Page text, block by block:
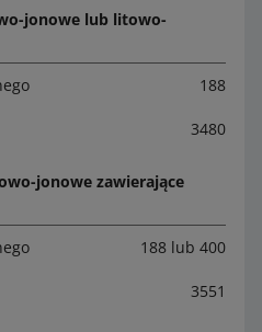
jonowe lub litowo-
188
3480
jonowe zawierające
188 lub 400
3551